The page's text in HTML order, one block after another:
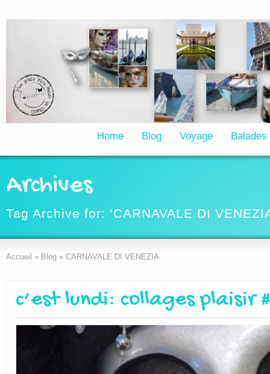
Home Blog Voyage Balades
Archives
Tag Archive for: ‘CARNAVALE DI
Accueil » Blog » CARNAVALE DI VENEZIA
c’est lundi: collages plaisir